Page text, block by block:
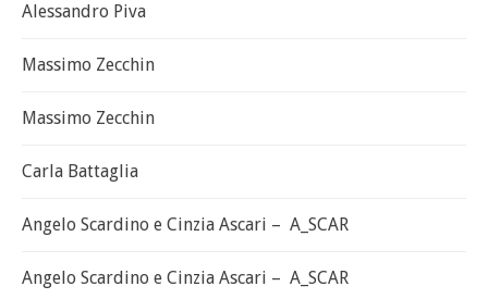
Alessandro Piva
Massimo Zecchin
Massimo Zecchin
Carla Battaglia
Angelo Scardino e Cinzia Ascari – A_SCAR
Angelo Scardino e Cinzia Ascari – A_SCAR